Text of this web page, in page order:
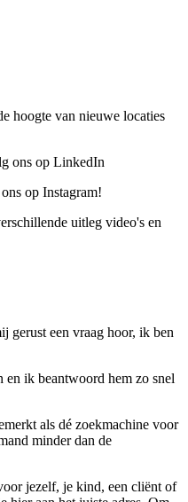
hoogte van nieuwe locaties
ons op LinkedIn
op Instagram!
uitleg video's en
gerust een vraag hoor, ik ben
ik beantwoord hem zo snel
als dé zoekmachine voor
minder dan de
jezelf, je kind, een cliënt of